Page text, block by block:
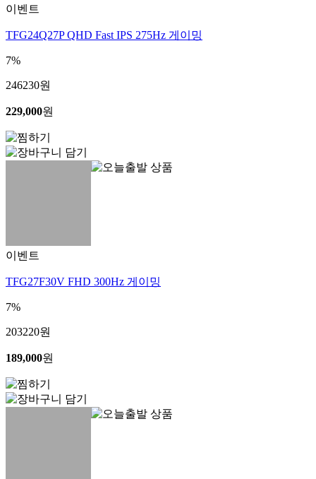
이벤트
TFG24Q27P QHD Fast IPS 275Hz 게이밍
7%
246230원
229,000원
이벤트
TFG27F30V FHD 300Hz 게이밍
7%
203220원
189,000원